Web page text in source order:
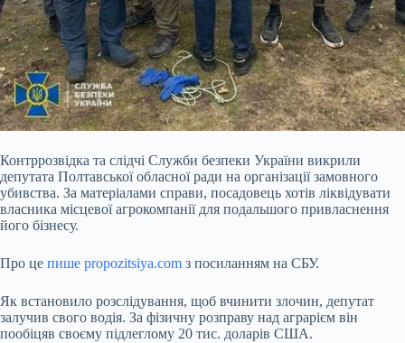
Контррозвідка та слідчі Служби безпеки України викрили
депутата Полтавської обласної ради на організації замовного
убивства. За матеріалами справи, посадовець хотів ліквідувати
власника місцевої агрокомпанії для подальшого привласнення
його бізнесу.
Про це пише propozitsiya.com з посиланням на СБУ.
Як встановило розслідування, щоб вчинити злочин, депутат
залучив свого водія. За фізичну розправу над аграрієм він
пообіцяв своєму підлеглому 20 тис. доларів США.